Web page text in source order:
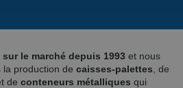
le marché depuis 1993 et nous
la production de caisses-palettes , de
de conteneurs métalliques qui